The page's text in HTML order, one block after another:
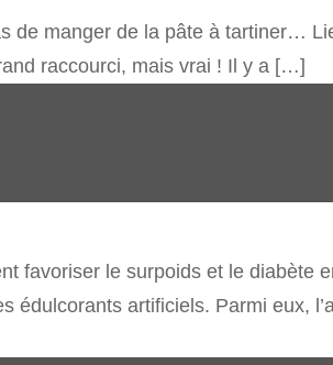
manger de la pâte à tartiner…
raccourci, mais vrai ! Il y a […]
favoriser le surpoids et le diabète
édulcorants artificiels. Parmi eux,